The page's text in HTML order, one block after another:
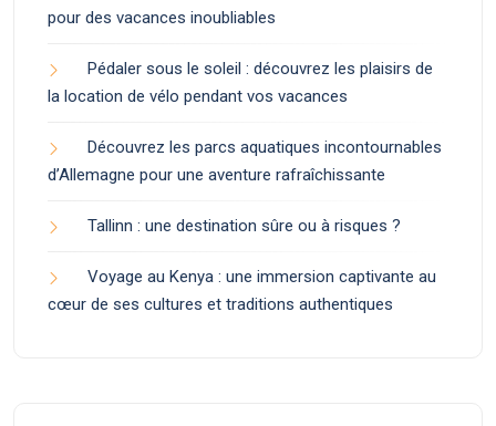
pour des vacances inoubliables
Pédaler sous le soleil : découvrez les plaisirs de
la location de vélo pendant vos vacances
Découvrez les parcs aquatiques incontournables
d’Allemagne pour une aventure rafraîchissante
Tallinn : une destination sûre ou à risques ?
Voyage au Kenya : une immersion captivante au
cœur de ses cultures et traditions authentiques